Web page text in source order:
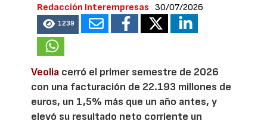
Redacción Interempresas 30/07/2026
1239
Veolia cerró el primer semestre de 2026
con una facturación de 22.193 millones de
euros, un 1,5% más que un año antes, y
elevó su resultado neto corriente un